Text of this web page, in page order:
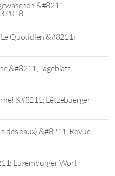
&#8211;
Quotidien &#8211;
&#8211; Tageblatt
&#8211; Lëtzebuerger
des eaux) &#8211; Revue
Luxemburger Wort